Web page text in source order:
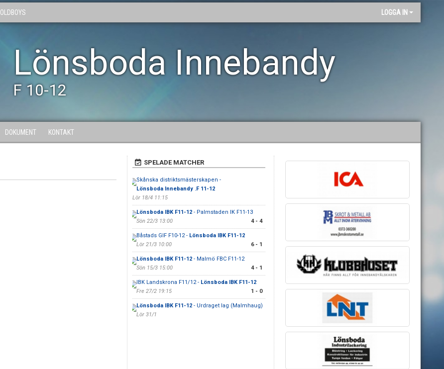
OLDBOYS LOGGA IN
Lönsboda Innebandy
F 10-12
DOKUMENT KONTAKT
SPELADE MATCHER
Skånska distriktsmästerskapen -
Lönsboda Innebandy .F 11-12
Lör 18/4 11:15
Lönsboda IBK F11-12- Palmstaden IK F11-13
Sön 22/3 13:00
4 - 4
Båstads GIF F10-12 - Lönsboda IBK F11-12
Lör 21/3 10:00
6 - 1
Lönsboda IBK F11-12- Malmö FBC F11-12
Sön 15/3 15:00
4 - 1
IBK Landskrona F11/12 - Lönsboda IBK F11-12
Fre 27/2 19:15
1 - 0
Lönsboda IBK F11-12- Urdraget lag (Malmhaug)
Lör 31/1